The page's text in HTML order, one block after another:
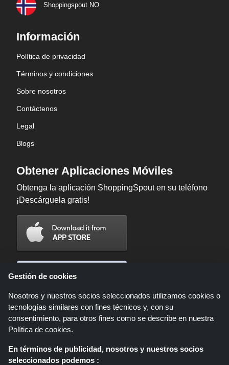
Shoppingspout NO
Información
Política de privacidad
Términos y condiciones
Sobre nosotros
Contáctenos
Legal
Blogs
Obtener Aplicaciones Móviles
Obtenga la aplicación ShoppingSpout en su teléfono
¡Descárguela gratis!
Shoppingspout.com/es es un sitio web que presenta ofertas, descuentos y
Gestión de cookies
Nosotros y nuestros socios seleccionados utilizamos cookies o
tecnologías similares con fines técnicos y, con su
consentimiento, para otros fines como se describe en nuestra
Política de cookies.
En términos de publicidad, nosotros y nuestros socios
seleccionados podemos :